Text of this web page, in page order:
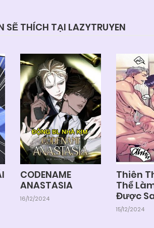
SẼ THÍCH TẠI LAZYTRUYEN
CODENAME
ANASTASIA
16/12/2024
Thiên
Thể
Được
15/12/2024